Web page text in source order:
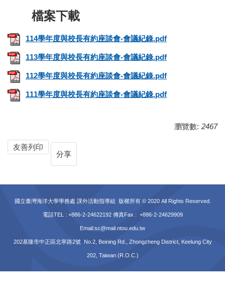
114學年度與校長有約座談會-會議紀錄.pdf
113學年度與校長有約座談會-會議紀錄.pdf
112學年度與校長有約座談會-會議紀錄.pdf
111學年度與校長有約座談會-會議紀錄.pdf
瀏覽數: 2467
友善列印
分享
國立臺灣海洋大學學務處 課外活動指導組 版權所有 © 2020 All Rights Reserved.
電話TEL : +886-2-24622192 傳真Fax : +886-2-24629909
Email:sc@mail.ntou.edu.tw
202基隆市中正區北寧路2號 No.2, Beining Rd., Zhongzheng District, Keelung City
202, Taiwan (R.O.C.)